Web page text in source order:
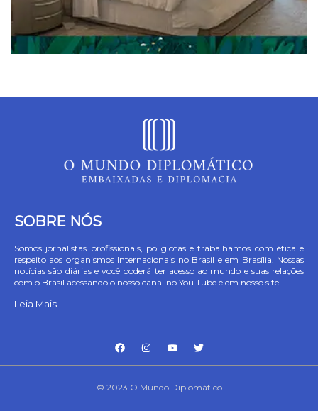
SOBRE NÓS
Somos jornalistas profissionais, poliglotas e trabalhamos com ética e
respeito aos organismos Internacionais no Brasil e em Brasília. Nossas
notícias são diárias e você poderá ter acesso ao mundo e suas relações
com o Brasil acessando o nosso canal no You Tube e em nosso site.
Leia Mais
© 2023 O Mundo Diplomático